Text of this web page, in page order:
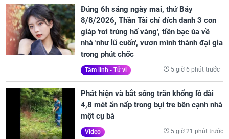
Đúng 6h sáng ngày mai, thứ Bảy
8/8/2026, Thần Tài chỉ đích danh 3 con
giáp 'rơi trúng hố vàng', tiền bạc ùa về
nhà 'như lũ cuốn', vươn mình thành đại gia
trong phút chốc
Tâm linh - Tử vi 5 giờ 6 phút trước
Phát hiện và bắt sống trăn khổng lồ dài
4,8 mét ẩn nấp trong bụi tre bên cạnh nhà
một cụ bà
Video 5 giờ 21 phút trước